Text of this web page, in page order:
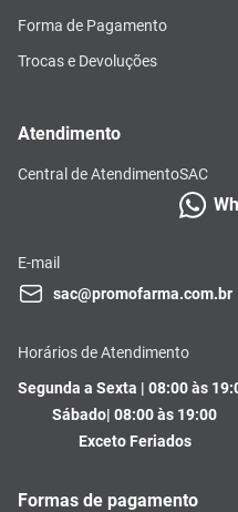
Forma de Pagamento
Trocas e Devoluções
Atendimento
Central de AtendimentoSAC
E-mail
sac@promofarma.com.br
Horários de Atendimento
Segunda a Sexta | 08:00 às
Sábado| 08:00 às 19:00
Exceto Feriados
Formas de pagamento